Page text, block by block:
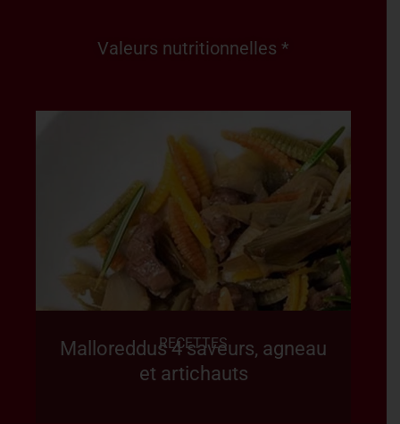
Valeurs nutritionnelles *
RECETTES
Malloreddus 4 saveurs, agneau
et artichauts